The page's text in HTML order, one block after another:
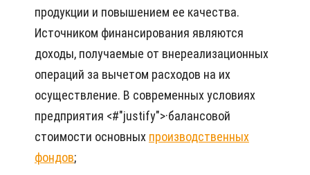
продукции и повышением ее качества.
Источником финансирования являются
доходы, получаемые от внереализационных
операций за вычетом расходов на их
осуществление. В современных условиях
предприятия <#"justify">·балансовой
стоимости основных производственных
фондов;